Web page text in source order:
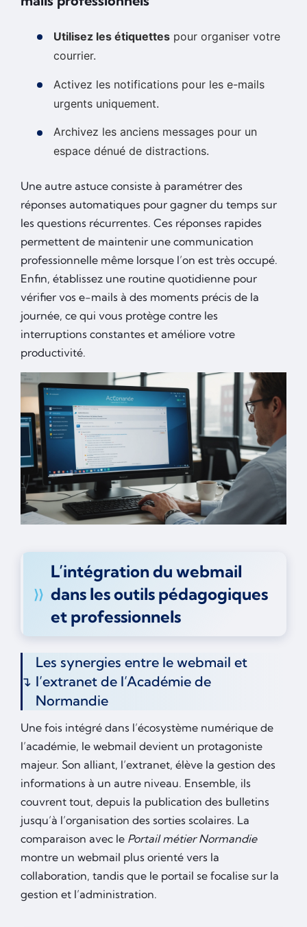
Utilisez les étiquettes pour organiser votre
courrier.
Activez les notifications pour les e-mails
urgents uniquement.
Archivez les anciens messages pour un
espace dénué de distractions.
Une autre astuce consiste à paramétrer des
réponses automatiques pour gagner du temps sur
les questions récurrentes. Ces réponses rapides
permettent de maintenir une communication
professionnelle même lorsque l’on est très occupé.
Enfin, établissez une routine quotidienne pour
vérifier vos e-mails à des moments précis de la
journée, ce qui vous protège contre les
interruptions constantes et améliore votre
productivité.
L’intégration du webmail
dans les outils pédagogiques
et professionnels
Les synergies entre le webmail et
l’extranet de l’Académie de
Normandie
Une fois intégré dans l’écosystème numérique de
l’académie, le webmail devient un protagoniste
majeur. Son alliant, l’extranet, élève la gestion des
informations à un autre niveau. Ensemble, ils
couvrent tout, depuis la publication des bulletins
jusqu’à l’organisation des sorties scolaires. La
comparaison avec le Portail métier Normandie
montre un webmail plus orienté vers la
collaboration, tandis que le portail se focalise sur la
gestion et l’administration.